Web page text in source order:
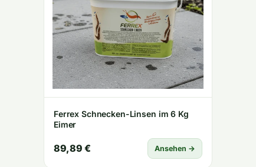
Ferrex Schnecken-Linsen im 6 Kg
Eimer
89,89 € Ansehen →